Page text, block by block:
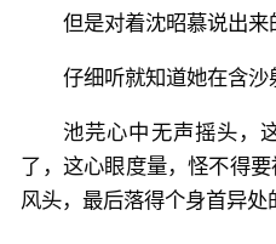
但是对着沈昭慕说出来
仔细听就知道她在含沙
池芫心中无声摇头，
了，这心眼度量，怪不得
风头，最后落得个身首异处